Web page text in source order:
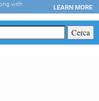
with LEARN MORE